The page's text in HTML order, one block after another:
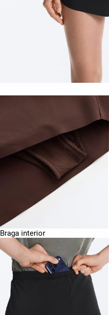
Braga interior